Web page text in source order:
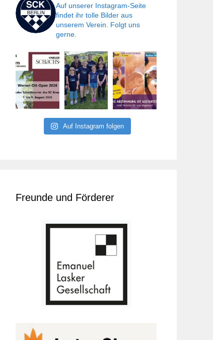
Auf unserer Instagram-Seite
findet ihr tolle Bilder aus
unserem Verein. Folgt uns
gerne.
Auf Instagram folgen
Freunde und Förderer